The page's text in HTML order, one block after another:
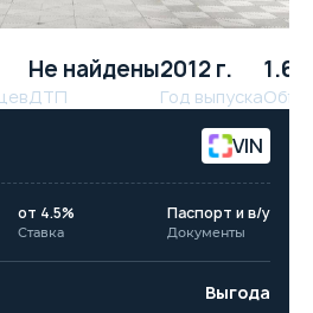
Не найдены
ДТП
2012 г.
Год выпуска
1.6
VIN
от 4.5%
Ставка
Паспорт и в/у
Документы
Выгода